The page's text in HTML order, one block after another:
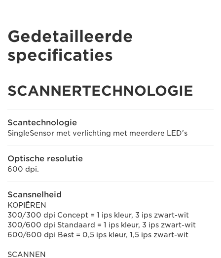
Gedetailleerde
specificaties
SCANNERTECHNOLOGIE
Scantechnologie
SingleSensor met verlichting met meerdere LED's
Optische resolutie
600 dpi.
Scansnelheid
KOPIËREN
300/300 dpi Concept = 1 ips kleur, 3 ips zwart-wit
300/600 dpi Standaard = 1 ips kleur, 3 ips zwart-wit
600/600 dpi Best = 0,5 ips kleur, 1,5 ips zwart-wit
SCANNEN